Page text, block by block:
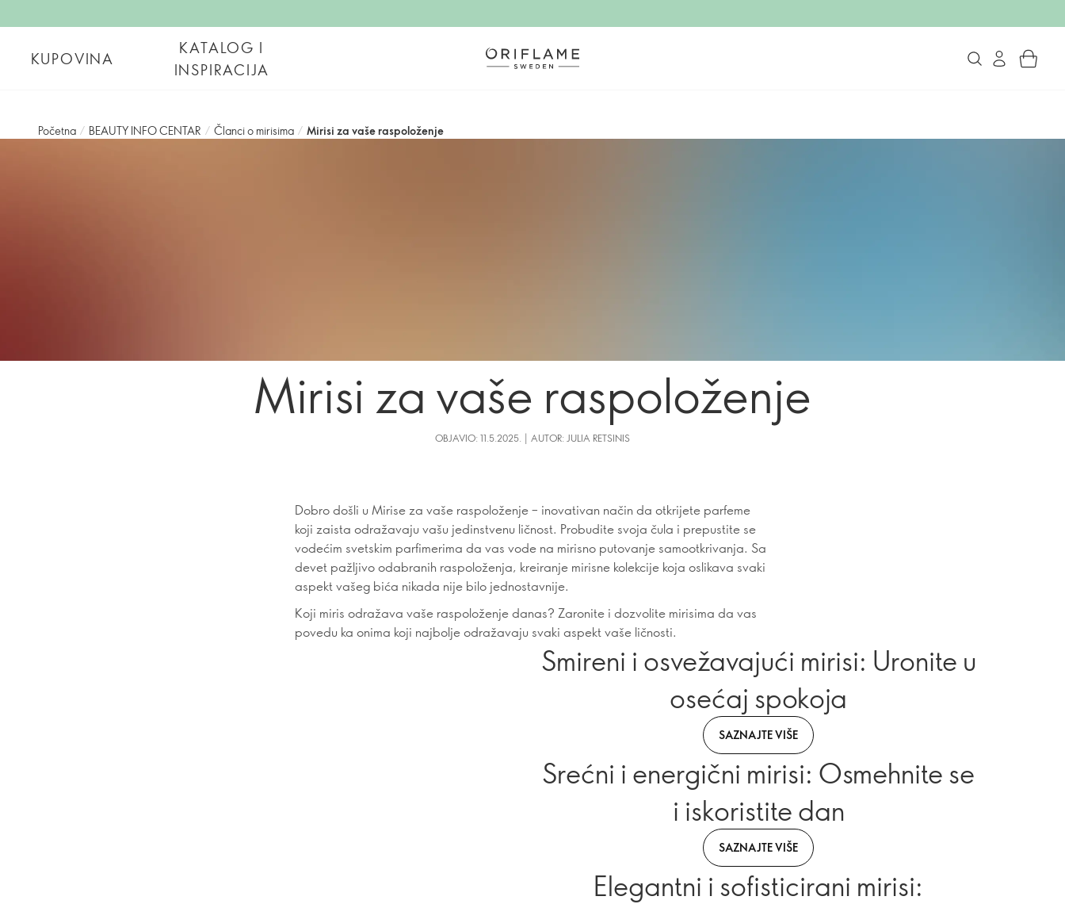
KUPOVINA
KATALOG I
INSPIRACIJA
Početna / BEAUTY INFO CENTAR / Članci o mirisima / Mirisi za vaše raspoloženje
Mirisi za vaše raspoloženje
OBJAVIO: 11.5.2025. | AUTOR: JULIA RETSINIS
Dobro došli u Mirise za vaše raspoloženje – inovativan način da otkrijete parfeme
koji zaista odražavaju vašu jedinstvenu ličnost. Probudite svoja čula i prepustite se
vodećim svetskim parfimerima da vas vode na mirisno putovanje samootkrivanja. Sa
devet pažljivo odabranih raspoloženja, kreiranje mirisne kolekcije koja oslikava svaki
aspekt vašeg bića nikada nije bilo jednostavnije.
Koji miris odražava vaše raspoloženje danas? Zaronite i dozvolite mirisima da vas
povedu ka onima koji najbolje odražavaju svaki aspekt vaše ličnosti.
Smireni i osvežavajući mirisi: Uronite u
osećaj spokoja
SAZNAJTE VIŠE
Srećni i energični mirisi: Osmehnite se
i iskoristite dan
SAZNAJTE VIŠE
Elegantni i sofisticirani mirisi: